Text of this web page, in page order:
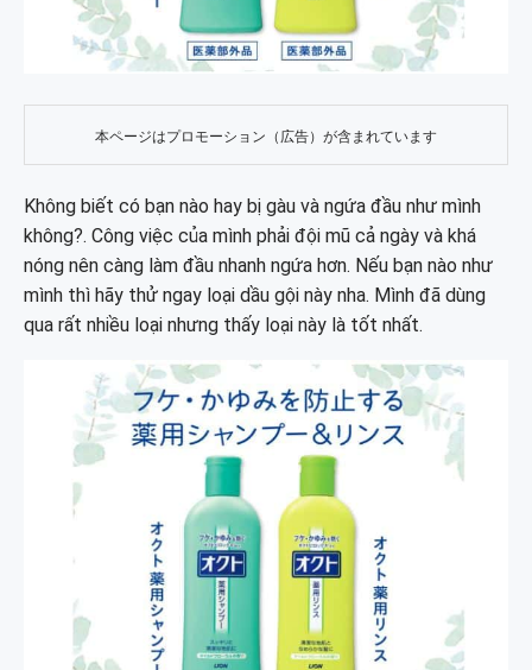
本ページはプロモーション（広告）が含まれています
Không biết có bạn nào hay bị gàu và ngứa đầu như mình
không?. Công việc của mình phải đội mũ cả ngày và khá
nóng nên càng làm đầu nhanh ngứa hơn. Nếu bạn nào như
mình thì hãy thử ngay loại dầu gội này nha. Mình đã dùng
qua rất nhiều loại nhưng thấy loại này là tốt nhất.